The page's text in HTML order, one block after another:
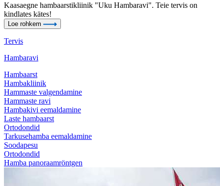
Kaasaegne hambaarstikliinik "Uku Hambaravi". Teie tervis on
kindlates kätes!
Loe rohkem
Tervis
Hambaravi
Hambaarst
Hambakliinik
Hammaste valgendamine
Hammaste ravi
Hambakivi eemaldamine
Laste hambaarst
Ortodondid
Tarkusehamba eemaldamine
Soodapesu
Ortodondid
Hamba panoraamröntgen